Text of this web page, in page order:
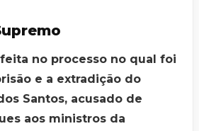
no processo no qual foi
e a extradição do
Santos, acusado de
aos ministros da